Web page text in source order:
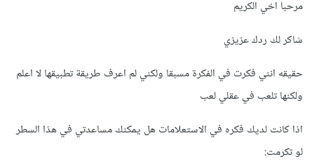
يمكن مثلاً في حال رأى مستخدم إشعاراً ما أن تضيف البيانات
المطلوبة إلى هذا الجدول، أي المفتاح الرئيسي لهذا المستخدم
بذلك عندما تريد تنبيه أي مستخدم يمكن في البداية البحث في هذا
مرحبا اخي الكريم
شاكر لك ردك عزيزي
حقيقه انني فكرت في الفكرة مسبقا ولكني لم اعرف طريقة تطبيقها لا اعلم
ولكنها تلعب في عقلي لعب
اذا كانت لديك فكره في الاستعلامات هل يمكنك مساعدتي في هذا السطر
لو تكرمت: